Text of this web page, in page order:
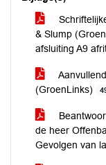
& Slump
afsluiting A9
(GroenLinks)
de heer
Gevolgen van